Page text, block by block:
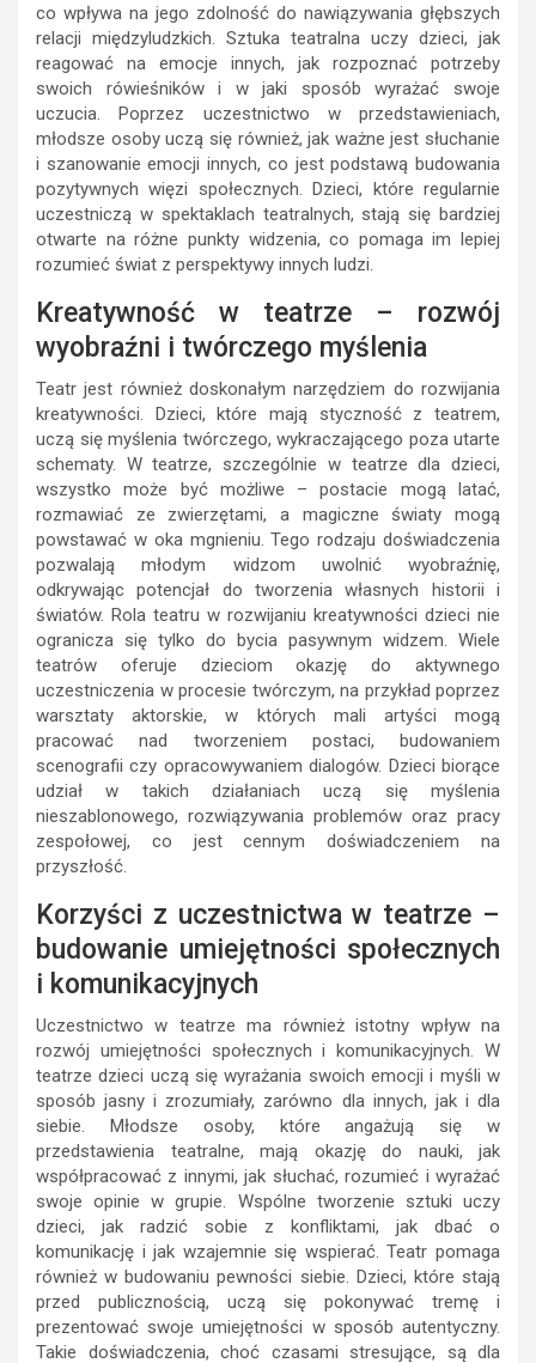
co wpływa na jego zdolność do nawiązywania głębszych
relacji międzyludzkich. Sztuka teatralna uczy dzieci, jak
reagować na emocje innych, jak rozpoznać potrzeby
swoich rówieśników i w jaki sposób wyrażać swoje
uczucia. Poprzez uczestnictwo w przedstawieniach,
młodsze osoby uczą się również, jak ważne jest słuchanie
i szanowanie emocji innych, co jest podstawą budowania
pozytywnych więzi społecznych. Dzieci, które regularnie
uczestniczą w spektaklach teatralnych, stają się bardziej
otwarte na różne punkty widzenia, co pomaga im lepiej
rozumieć świat z perspektywy innych ludzi.
Kreatywność w teatrze – rozwój
wyobraźni i twórczego myślenia
Teatr jest również doskonałym narzędziem do rozwijania
kreatywności. Dzieci, które mają styczność z teatrem,
uczą się myślenia twórczego, wykraczającego poza utarte
schematy. W teatrze, szczególnie w teatrze dla dzieci,
wszystko może być możliwe – postacie mogą latać,
rozmawiać ze zwierzętami, a magiczne światy mogą
powstawać w oka mgnieniu. Tego rodzaju doświadczenia
pozwalają młodym widzom uwolnić wyobraźnię,
odkrywając potencjał do tworzenia własnych historii i
światów. Rola teatru w rozwijaniu kreatywności dzieci nie
ogranicza się tylko do bycia pasywnym widzem. Wiele
teatrów oferuje dzieciom okazję do aktywnego
uczestniczenia w procesie twórczym, na przykład poprzez
warsztaty aktorskie, w których mali artyści mogą
pracować nad tworzeniem postaci, budowaniem
scenografii czy opracowywaniem dialogów. Dzieci biorące
udział w takich działaniach uczą się myślenia
nieszablonowego, rozwiązywania problemów oraz pracy
zespołowej, co jest cennym doświadczeniem na
przyszłość.
Korzyści z uczestnictwa w teatrze –
budowanie umiejętności społecznych
i komunikacyjnych
Uczestnictwo w teatrze ma również istotny wpływ na
rozwój umiejętności społecznych i komunikacyjnych. W
teatrze dzieci uczą się wyrażania swoich emocji i myśli w
sposób jasny i zrozumiały, zarówno dla innych, jak i dla
siebie. Młodsze osoby, które angażują się w
przedstawienia teatralne, mają okazję do nauki, jak
współpracować z innymi, jak słuchać, rozumieć i wyrażać
swoje opinie w grupie. Wspólne tworzenie sztuki uczy
dzieci, jak radzić sobie z konfliktami, jak dbać o
komunikację i jak wzajemnie się wspierać. Teatr pomaga
również w budowaniu pewności siebie. Dzieci, które stają
przed publicznością, uczą się pokonywać tremę i
prezentować swoje umiejętności w sposób autentyczny.
Takie doświadczenia, choć czasami stresujące, są dla